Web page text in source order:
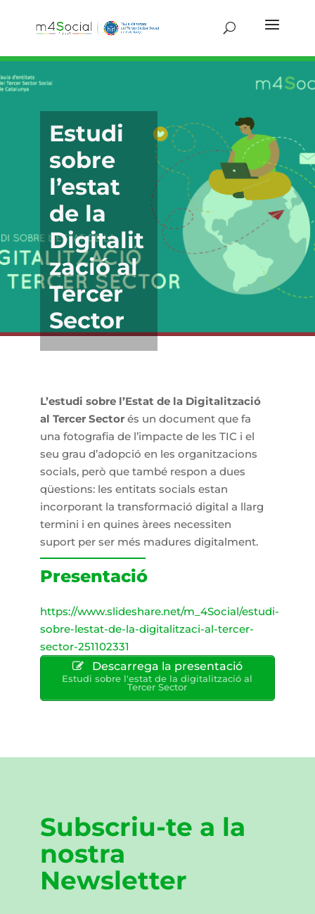
Estudi
sobre
l’estat
de la
Digitalit
zació al
Tercer
Sector
L’estudi sobre l’Estat de la Digitalització
al Tercer Sector és un document que fa
una fotografia de l’impacte de les TIC i el
seu grau d’adopció en les organitzacions
socials, però que també respon a dues
qüestions: les entitats socials estan
incorporant la transformació digital a llarg
termini i en quines àrees necessiten
suport per ser més madures digitalment.
Presentació
https://www.slideshare.net/m_4Social/estudi-
sobre-lestat-de-la-digitalitzaci-al-tercer-
sector-251102331
Descarrega la presentació
Estudi sobre l'estat de la digitalització al
Tercer Sector
Subscriu-te a la
nostra
Newsletter